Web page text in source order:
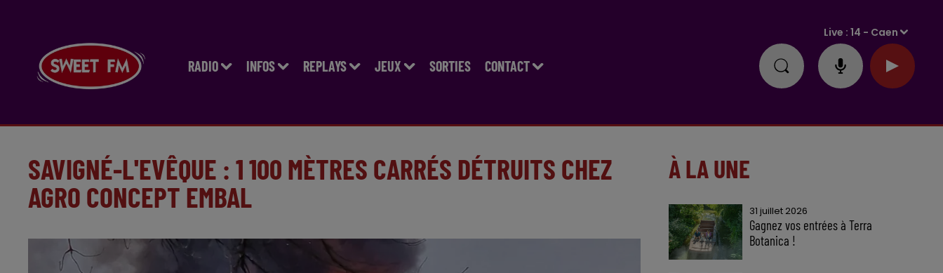
RADIO INFOS REPLAYS JEUX SORTIES CONTACT
Live :14 - Caen
SAVIGNÉ-L'EVÊQUE : 1 100 MÈTRES CARRÉS DÉTRUITS CHEZ
AGRO CONCEPT EMBAL
À LA UNE
31 juillet 2026
Gagnez vos entrées à Terra
Botanica !